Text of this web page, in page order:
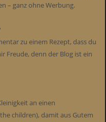
– ganz ohne Werbung.
zu einem Rezept, dass du
Freude, denn der Blog ist ein
an einen
children), damit aus Gutem